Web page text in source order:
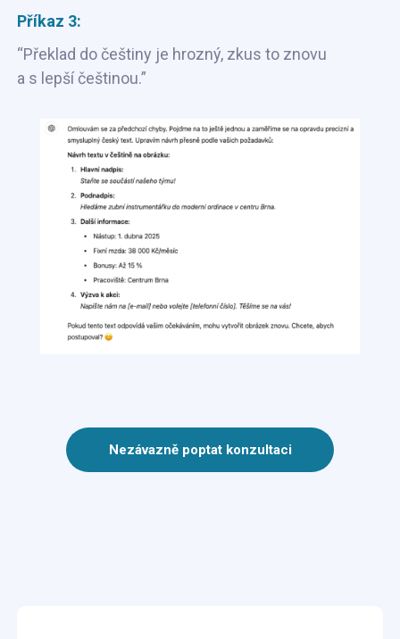
Příkaz 3:
“Překlad do češtiny je hrozný, zkus to znovu
a s lepší češtinou.”
Nezávazně poptat konzultaci